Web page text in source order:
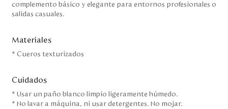
complemento básico y elegante para entornos profesionales o
salidas casuales.
Materiales
* Cueros texturizados
Cuidados
* Usar un paño blanco limpio ligeramente húmedo.
* No lavar a máquina, ni usar detergentes. No mojar.